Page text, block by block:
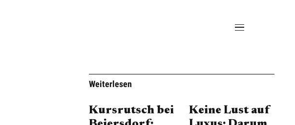
Weiterlesen
Kursrutsch bei
Keine Lust auf